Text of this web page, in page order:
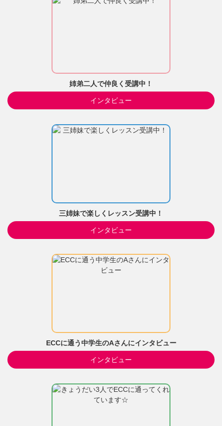
姉弟二人で仲良く受講中！
インタビュー
三姉妹で楽しくレッスン受講中！
インタビュー
ECCに通う中学生のAさんにインタビュー
インタビュー